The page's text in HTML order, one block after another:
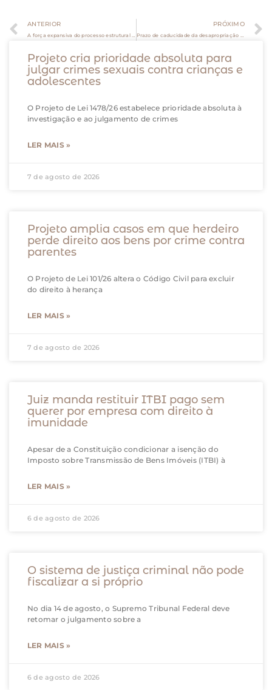
ANTERIOR PRÓXIMO
Projeto cria prioridade absoluta para
julgar crimes sexuais contra crianças e
adolescentes
O Projeto de Lei 1478/26 estabelece prioridade absoluta à
investigação e ao julgamento de crimes
LER MAIS »
7 de agosto de 2026
Projeto amplia casos em que herdeiro
perde direito aos bens por crime contra
parentes
O Projeto de Lei 101/26 altera o Código Civil para excluir
do direito à herança
LER MAIS »
7 de agosto de 2026
Juiz manda restituir ITBI pago sem
querer por empresa com direito à
imunidade
Apesar de a Constituição condicionar a isenção do
Imposto sobre Transmissão de Bens Imóveis (ITBI) à
LER MAIS »
6 de agosto de 2026
O sistema de justiça criminal não pode
fiscalizar a si próprio
No dia 14 de agosto, o Supremo Tribunal Federal deve
retomar o julgamento sobre a
LER MAIS »
6 de agosto de 2026